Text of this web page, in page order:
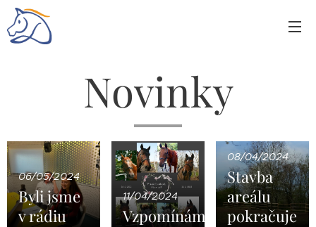
Novinky
06/05/2024
Byli jsme
v rádiu
11/04/2024
Vzpomínáme
08/04/2024
Stavba
areálu
pokračuje